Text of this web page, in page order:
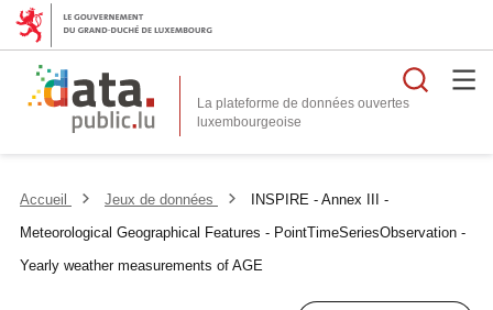
La plateforme de données ouvertes
Accueil Jeux de données
INSPIRE - Annex III -
Meteorological Geographical Features - PointTimeSeriesObservation -
Yearly weather measurements of AGE